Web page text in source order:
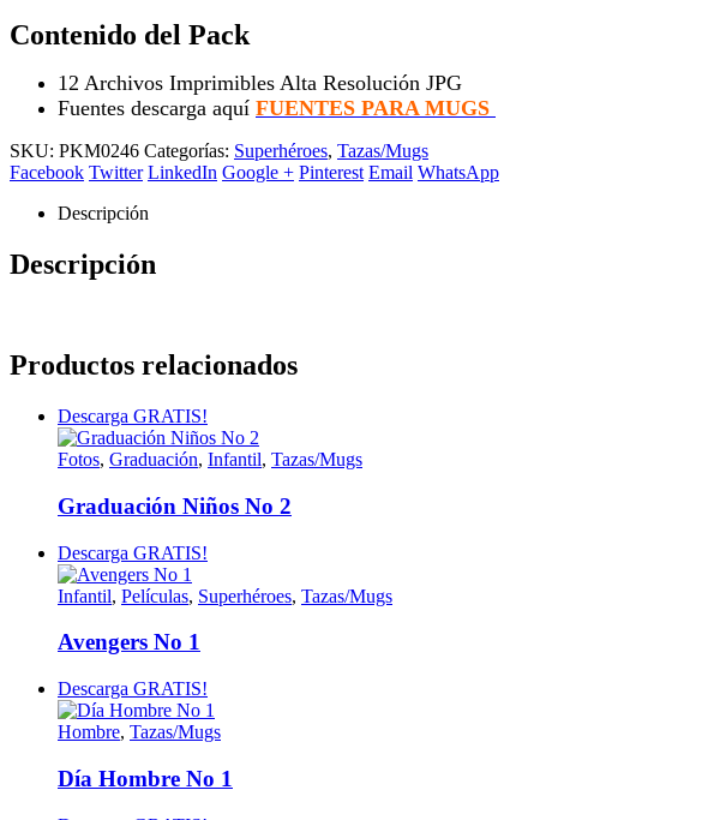
Contenido del Pack
12 Archivos Imprimibles Alta Resolución JPG
Fuentes descarga aquí FUENTES PARA MUGS
SKU: PKM0246 Categorías: Superhéroes, Tazas/Mugs
Facebook Twitter LinkedIn Google + Pinterest Email WhatsApp
Descripción
Descripción
Productos relacionados
Descarga GRATIS!
Fotos, Graduación, Infantil, Tazas/Mugs
Graduación Niños No 2
Descarga GRATIS!
Infantil, Películas, Superhéroes, Tazas/Mugs
Avengers No 1
Descarga GRATIS!
Hombre, Tazas/Mugs
Día Hombre No 1